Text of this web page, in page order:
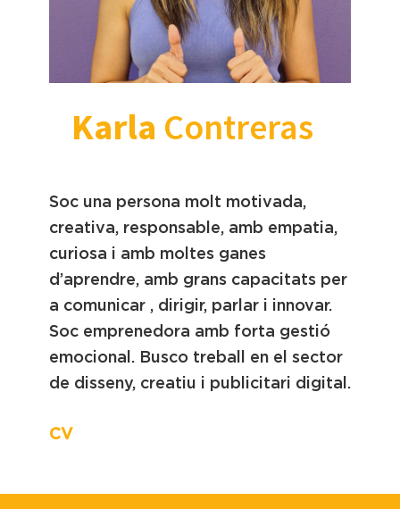
Karla Contreras
Soc una persona molt motivada,
creativa, responsable, amb empatia,
curiosa i amb moltes ganes
d’aprendre, amb grans capacitats per
a comunicar , dirigir, parlar i innovar.
Soc emprenedora amb forta gestió
emocional. Busco treball en el sector
de disseny, creatiu i publicitari digital.
CV